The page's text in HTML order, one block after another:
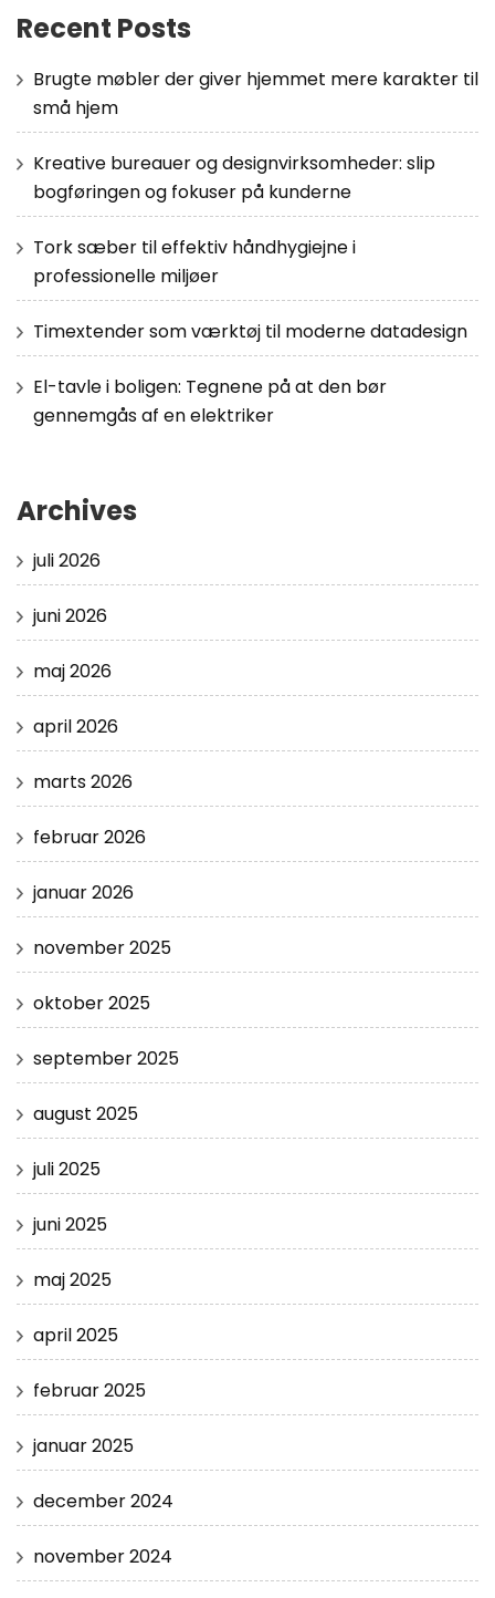
Recent Posts
Brugte møbler der giver hjemmet mere karakter til
små hjem
Kreative bureauer og designvirksomheder: slip
bogføringen og fokuser på kunderne
Tork sæber til effektiv håndhygiejne i
professionelle miljøer
Timextender som værktøj til moderne datadesign
El-tavle i boligen: Tegnene på at den bør
gennemgås af en elektriker
Archives
juli 2026
juni 2026
maj 2026
april 2026
marts 2026
februar 2026
januar 2026
november 2025
oktober 2025
september 2025
august 2025
juli 2025
juni 2025
maj 2025
april 2025
februar 2025
januar 2025
december 2024
november 2024